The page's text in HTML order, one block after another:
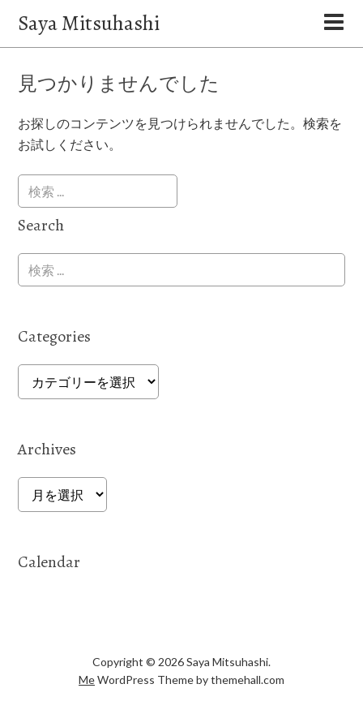
Saya Mitsuhashi
見つかりませんでした
お探しのコンテンツを見つけられませんでした。検索を
お試しください。
Search
Categories
Categories
Archives
Archives
Calendar
Copyright © 2026 Saya Mitsuhashi.
MeWordPress Theme by themehall.com